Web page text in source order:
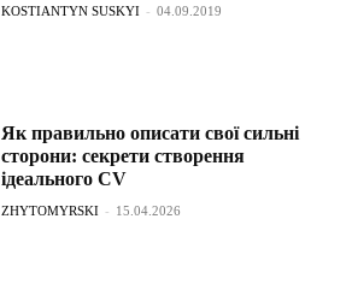
KOSTIANTYN SUSKYI - 04.09.2019
Як правильно описати свої сильні
сторони: секрети створення
ідеального CV
ZHYTOMYRSKI - 15.04.2026